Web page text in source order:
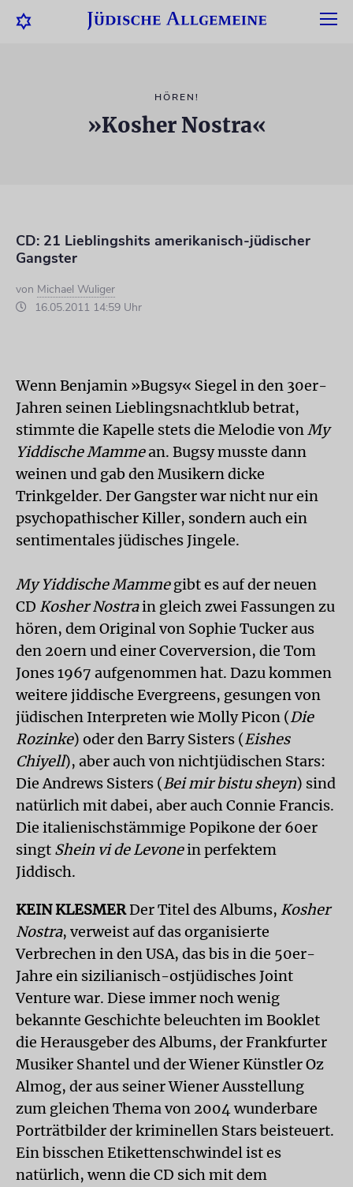
HÖREN!
»Kosher Nostra«
CD: 21 Lieblingshits amerikanisch-jüdischer
Gangster
von Michael Wuliger
16.05.2011 14:59 Uhr
Wenn Benjamin »Bugsy« Siegel in den 30er-
Jahren seinen Lieblingsnachtklub betrat,
stimmte die Kapelle stets die Melodie vonMy
Yiddische Mammean. Bugsy musste dann
weinen und gab den Musikern dicke
Trinkgelder. Der Gangster war nicht nur ein
psychopathischer Killer, sondern auch ein
sentimentales jüdisches Jingele.
My Yiddische Mammegibt es auf der neuen
CD Kosher Nostrain gleich zwei Fassungen zu
hören, dem Original von Sophie Tucker aus
den 20ern und einer Coverversion, die Tom
Jones 1967 aufgenommen hat. Dazu kommen
weitere jiddische Evergreens, gesungen von
jüdischen Interpreten wie Molly Picon (Die
Rozinke) oder den Barry Sisters (Eishes
Chiyell), aber auch von nichtjüdischen Stars:
Die Andrews Sisters (Bei mir bistu sheyn) sind
natürlich mit dabei, aber auch Connie Francis.
Die italienischstämmige Popikone der 60er
singt Shein vi de Levonein perfektem
Jiddisch.
KEIN KLESMERDer Titel des Albums, Kosher
Nostra, verweist auf das organisierte
Verbrechen in den USA, das bis in die 50er-
Jahre ein sizilianisch-ostjüdisches Joint
Venture war. Diese immer noch wenig
bekannte Geschichte beleuchten im Booklet
die Herausgeber des Albums, der Frankfurter
Musiker Shantel und der Wiener Künstler Oz
Almog, der aus seiner Wiener Ausstellung
zum gleichen Thema von 2004 wunderbare
Porträtbilder der kriminellen Stars beisteuert.
Ein bisschen Etikettenschwindel ist es
natürlich, wenn die CD sich mit dem